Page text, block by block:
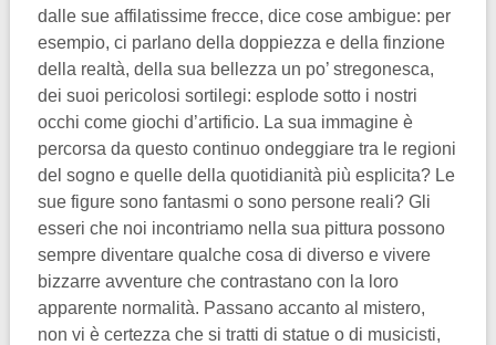
dalle sue affilatissime frecce, dice cose ambigue: per
esempio, ci parlano della doppiezza e della finzione
della realtà, della sua bellezza un po’ stregonesca,
dei suoi pericolosi sortilegi: esplode sotto i nostri
occhi come giochi d’artificio. La sua immagine è
percorsa da questo continuo ondeggiare tra le regioni
del sogno e quelle della quotidianità più esplicita? Le
sue figure sono fantasmi o sono persone reali? Gli
esseri che noi incontriamo nella sua pittura possono
sempre diventare qualche cosa di diverso e vivere
bizzarre avventure che contrastano con la loro
apparente normalità. Passano accanto al mistero,
non vi è certezza che si tratti di statue o di musicisti,